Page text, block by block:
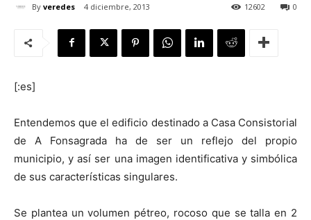
By veredes 4 diciembre, 2013 0
12602
[:es]
Entendemos que el edificio destinado a Casa Consistorial
de A Fonsagrada ha de ser un reflejo del propio
municipio, y así ser una imagen identificativa y simbólica
de sus características singulares.
Se plantea un volumen pétreo, rocoso que se talla en 2